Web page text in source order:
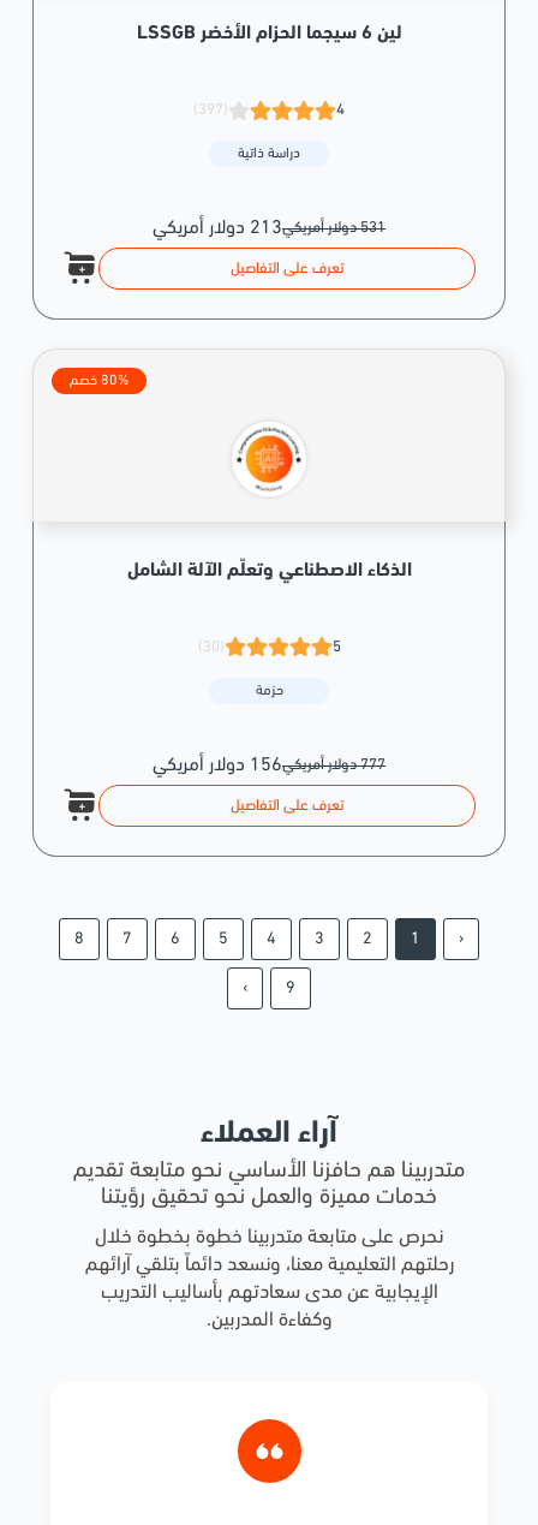
لين 6 سيجما الحزام الأخضر LSSGB
4
(397)
دراسة ذاتية
531 دولار أمريكي 213 دولار أمريكي
تعرف على التفاصيل
80% خصم
الذكاء الاصطناعي وتعلّم الآلة الشامل
5
(30)
حزمة
777 دولار أمريكي 156 دولار أمريكي
تعرف على التفاصيل
‹
1
2
3
4
5
6
7
8
9
›
آراء العملاء
متدربينا هم حافزنا الأساسي نحو متابعة تقديم
خدمات مميزة والعمل نحو تحقيق رؤيتنا
نحرص على متابعة متدربينا خطوة بخطوة خلال
رحلتهم التعليمية معنا، ونسعد دائماً بتلقي آرائهم
الإيجابية عن مدى سعادتهم بأساليب التدريب
وكفاءة المدربين.